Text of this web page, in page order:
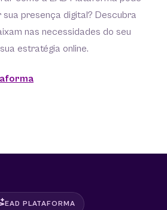
presença digital? Descubra
nas necessidades do seu
estratégia online.
EAD PLATAFORMA